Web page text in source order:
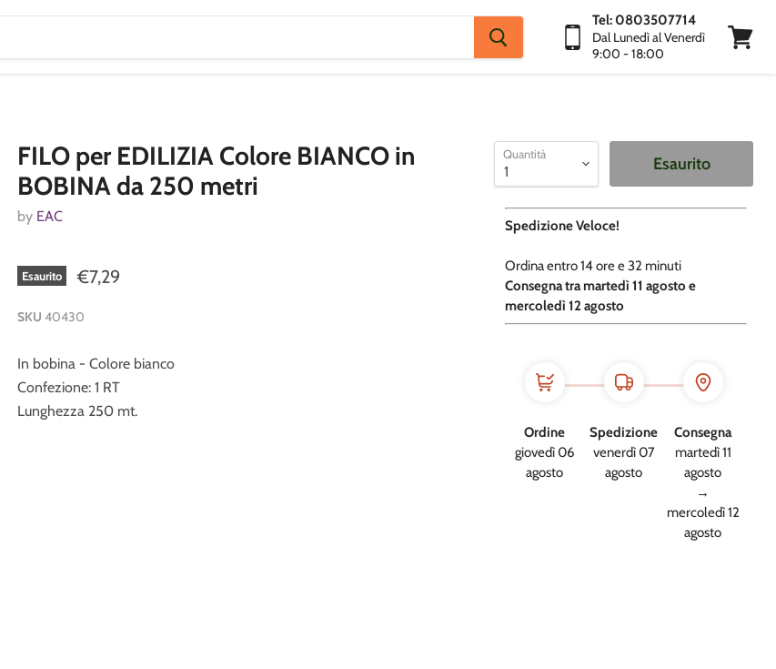
Tel: 0803507714
Dal Lunedì al Venerdì
9:00 - 18:00
FILO per EDILIZIA Colore BIANCO in
BOBINA da 250 metri
by EAC
Esaurito €7,29
SKU 40430
In bobina - Colore bianco
Confezione: 1 RT
Lunghezza 250 mt.
Quantità Esaurito
Spedizione Veloce!
Ordina entro14 ore e32 minuti
​Consegna tra martedì 11 agosto e
mercoledì 12 agosto
Ordine
giovedì 06
agosto
Spedizione
venerdì 07
agosto
Consegna
martedì 11
agosto
→
mercoledì 12
agosto